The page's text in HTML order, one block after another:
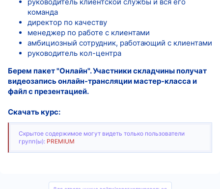
команда
директор по качеству
менеджер по работе с клиентами
амбициозный сотрудник, работающий с клиентами
руководитель кол-центра
Берем пакет "Онлайн". Участники складчины получат
видеозапись онлайн-трансляции мастер-класса и
файл с презентацией.
Скачать курс:
Скрытое содержимое могут видеть только пользователи
групп(ы): PREMIUM